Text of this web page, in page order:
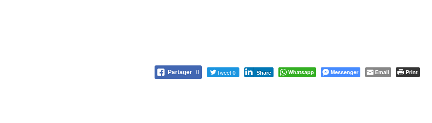
Partager 0 Tweet 0 Share Whatsapp Messenger Email Print